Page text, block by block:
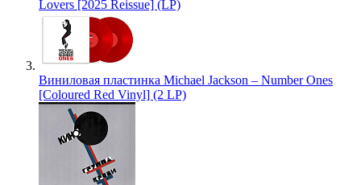
Lovers [2025 Reissue] (LP)
Виниловая пластинка Michael Jackson – Number Ones
[Coloured Red Vinyl] (2 LP)